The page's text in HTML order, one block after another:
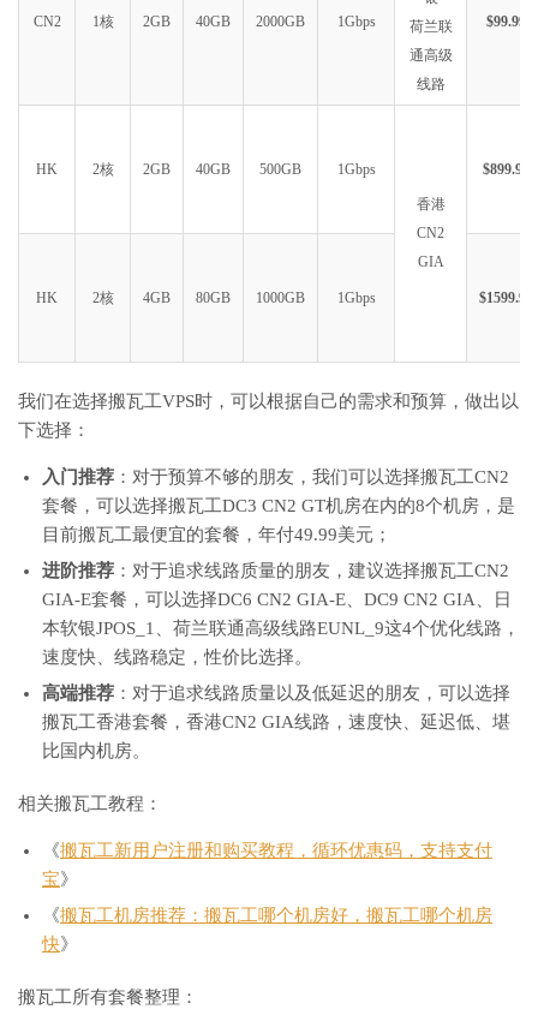
荷兰联
通高级
线路
CN2 1核 2GB 40GB 2000GB 1Gbps $99.99
HK 2核 2GB 40GB 500GB 1Gbps
香港
CN2
GIA
$899.99
HK 2核 4GB 80GB 1000GB 1Gbps $1599.99
我们在选择搬瓦工VPS时，可以根据自己的需求和预算，做出以
下选择：
入门推荐 ：对于预算不够的朋友，我们可以选择搬瓦工CN2
套餐，可以选择搬瓦工DC3 CN2 GT机房在内的8个机房，是
目前搬瓦工最便宜的套餐，年付49.99美元；
进阶推荐 ：对于追求线路质量的朋友，建议选择搬瓦工CN2
GIA-E套餐，可以选择DC6 CN2 GIA-E、DC9 CN2 GIA、日
本软银JPOS_1、荷兰联通高级线路EUNL_9这4个优化线路，
速度快、线路稳定，性价比选择。
高端推荐 ：对于追求线路质量以及低延迟的朋友，可以选择
搬瓦工香港套餐，香港CN2 GIA线路，速度快、延迟低、堪
比国内机房。
相关搬瓦工教程：
《搬瓦工新用户注册和购买教程，循环优惠码，支持支付
宝》
《搬瓦工机房推荐：搬瓦工哪个机房好，搬瓦工哪个机房
快》
搬瓦工所有套餐整理：